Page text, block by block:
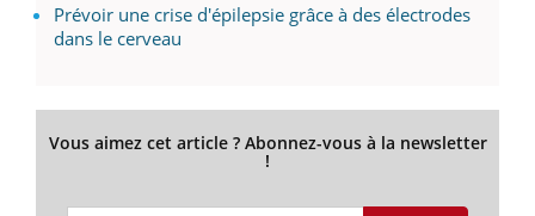
Prévoir une crise d'épilepsie grâce à des électrodes
dans le cerveau
Vous aimez cet article ? Abonnez-vous à la newsletter
!